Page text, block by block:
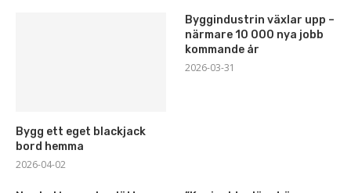
Bygg ett eget blackjack
bord hemma
2026-04-02
Byggindustrin växlar upp –
närmare 10 000 nya jobb
kommande år
2026-03-31